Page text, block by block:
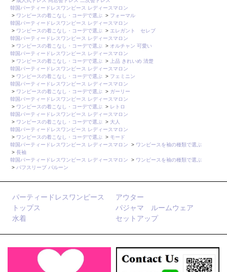
韓国パーティードレスワンピース レディースマロン
> ワンピースの着こなし・コーデで選ぶ > フォーマル
韓国パーティードレスワンピース レディースマロン
> ワンピースの着こなし・コーデで選ぶ > エレガント セレブ
韓国パーティードレスワンピース レディースマロン
> ワンピースの着こなし・コーデで選ぶ > オルチャン 可愛い
韓国パーティードレスワンピース レディースマロン
> ワンピースの着こなし・コーデで選ぶ >
上品 きれいめ 清楚
韓国パーティードレスワンピース レディースマロン
> ワンピースの着こなし・コーデで選ぶ > フェミニン
韓国パーティードレスワンピース レディースマロン
> ワンピースの着こなし・コーデで選ぶ > ガーリー
韓国パーティードレスワンピース レディースマロン
> ワンピースの着こなし・コーデで選ぶ > レトロ
韓国パーティードレスワンピース レディースマロン
> ワンピースの着こなし・コーデで選ぶ > 大人
韓国パーティードレスワンピース レディースマロン
> ワンピースの着こなし・コーデで選ぶ > モード
韓国パーティードレスワンピース レディースマロン
> ワンピースを袖の種類で選ぶ
> 長袖
韓国パーティードレスワンピース レディースマロン
> ワンピースを袖の種類で選ぶ
> パフスリーブ バルーン
パーティードレスワンピース
アウター
トップス
パジャマ ルームウェア
水着
セットアップ